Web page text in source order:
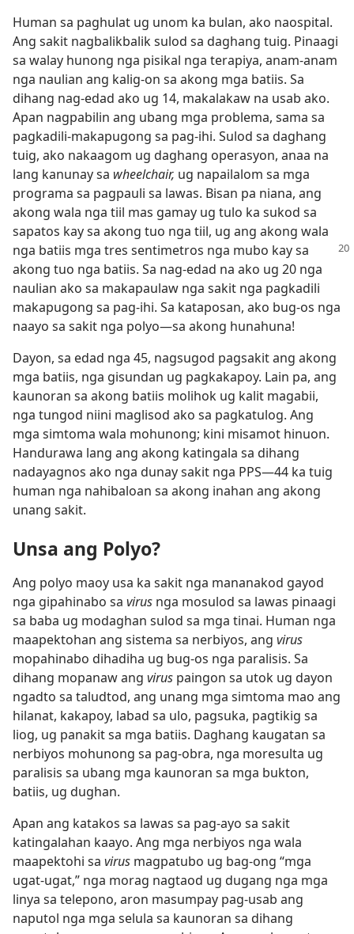
Human sa paghulat ug unom ka bulan, ako naospital.
Ang sakit nagbalikbalik sulod sa daghang tuig. Pinaagi
sa walay hunong nga pisikal nga terapiya, anam-anam
nga naulian ang kalig-on sa akong mga batiis. Sa
dihang nag-edad ako ug 14, makalakaw na usab ako.
Apan nagpabilin ang ubang mga problema, sama sa
pagkadili-makapugong sa pag-ihi. Sulod sa daghang
tuig, ako nakaagom ug daghang operasyon, anaa na
lang kanunay sa wheelchair, ug napailalom sa mga
programa sa pagpauli sa lawas. Bisan pa niana, ang
akong wala nga tiil mas gamay ug tulo ka sukod sa
sapatos kay sa akong tuo nga tiil, ug ang akong wala
nga batiis mga tres sentimetros nga mubo kay sa
akong tuo nga batiis. Sa nag-edad na ako ug 20 nga
naulian ako sa makapaulaw nga sakit nga pagkadili
makapugong sa pag-ihi. Sa kataposan, ako bug-os nga
naayo sa sakit nga polyo​—sa akong hunahuna!
Dayon, sa edad nga 45, nagsugod pagsakit ang akong
mga batiis, nga gisundan ug pagkakapoy. Lain pa, ang
kaunoran sa akong batiis molihok ug kalit magabii,
nga tungod niini maglisod ako sa pagkatulog. Ang
mga simtoma wala mohunong; kini misamot hinuon.
Handurawa lang ang akong katingala sa dihang
nadayagnos ako nga dunay sakit nga PPS​—44 ka tuig
human nga nahibaloan sa akong inahan ang akong
unang sakit.
Unsa ang Polyo?
Ang polyo maoy usa ka sakit nga mananakod gayod
nga gipahinabo sa virus nga mosulod sa lawas pinaagi
sa baba ug modaghan sulod sa mga tinai. Human nga
maapektohan ang sistema sa nerbiyos, ang virus
mopahinabo dihadiha ug bug-os nga paralisis. Sa
dihang mopanaw ang virus paingon sa utok ug dayon
ngadto sa taludtod, ang unang mga simtoma mao ang
hilanat, kakapoy, labad sa ulo, pagsuka, pagtikig sa
liog, ug panakit sa mga batiis. Daghang kaugatan sa
nerbiyos mohunong sa pag-obra, nga moresulta ug
paralisis sa ubang mga kaunoran sa mga bukton,
batiis, ug dughan.
Apan ang katakos sa lawas sa pag-ayo sa sakit
katingalahan kaayo. Ang mga nerbiyos nga wala
maapektohi sa virus magpatubo ug bag-ong “mga
ugat-ugat,” nga morag nagtaod ug dugang nga mga
linya sa telepono, aron masumpay pag-usab ang
naputol nga mga selula sa kaunoran sa dihang